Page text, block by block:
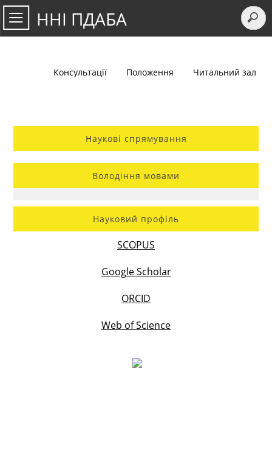
ННІ ПДАБА
Консультації Положення Читальний зал
Наукові спрямування
Володіння мовами
Науковий профіль
SCOPUS
Google Scholar
ORCID
Web of Science